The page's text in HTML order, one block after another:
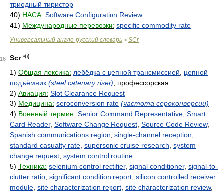
триодный тиристор
40) НАСА: Software Configuration Review
41) Международные перевозки: specific commodity rate
Универсальный англо-русский словарь > SCr
16
Scr
1) Общая лексика: лебёдка с цепной трансмиссией
цепной
подъёмник (steel catenary riser) , профессорская
2) Авиация: Slot Clearance Request
3) Медицина: seroconversion rate (частота сероконверсии)
4) Военный термин: Senior Command Representative Smart
Card Reader, Software Change Request Source Code Review,
Spanish communications region single-channel reception
standard casualty rate supersonic cruise research system
change request system control routine
5) Техника: selenium control rectifier, signal conditioner, signal-to-
clutter ratio significant condition report silicon controlled receiver
module site characterization report site characterization review,